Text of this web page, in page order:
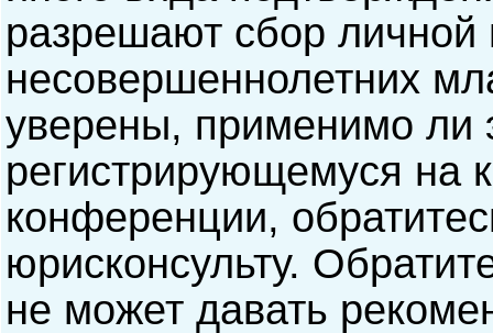
разрешают сбор
несовершеннолетних
уверены, применимо ли
регистрирующемуся на
конференции,
юрисконсульту.
не может давать